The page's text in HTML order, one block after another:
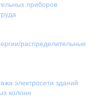
приборов
распределительные
электросети зданий
колонн